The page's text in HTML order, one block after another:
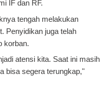
IF dan RF.
tengah melakukan
Penyidikan juga telah
korban.
atensi kita. Saat ini masih
bisa segera terungkap,"